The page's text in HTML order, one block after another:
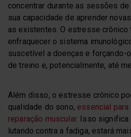
concentrar durante as sessões de
sua capacidade de aprender
as existentes. O estresse crônico
enfraquecer o sistema
suscetível a doenças e forçando-
de treino e, potencialmente, até
Além disso, o estresse crônico
qualidade do sono, essencial para
reparação muscular. Isso significa
lutando contra a fadiga, estará